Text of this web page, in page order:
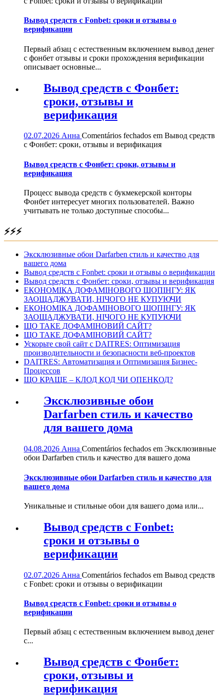
Вывод средств с Fonbet: сроки и отзывы о
верификации
Первый абзац с естественным включением вывод денег
с фонбет отзывы и сроки прохождения верификации
описывает основные...
Вывод средств с Фонбет:
сроки, отзывы и
верификация
02.07.2026 Анна Comentários fechados em Вывод средств
с Фонбет: сроки, отзывы и верификация
Вывод средств с Фонбет: сроки, отзывы и
верификация
Процесс вывода средств с букмекерской конторы
Фонбет интересует многих пользователей. Важно
учитывать не только доступные способы...
⚡⚡⚡
Эксклюзивные обои Darfarben стиль и качество для
вашего дома
Вывод средств с Fonbet: сроки и отзывы о верификации
Вывод средств с Фонбет: сроки, отзывы и верификация
ЕКОНОМІКА ДОФАМІНОВОГО ШОПІНГУ: ЯК
ЗАОЩАДЖУВАТИ, НІЧОГО НЕ КУПУЮЧИ
ЕКОНОМІКА ДОФАМІНОВОГО ШОПІНГУ: ЯК
ЗАОЩАДЖУВАТИ, НІЧОГО НЕ КУПУЮЧИ
ЩО ТАКЕ ДОФАМІНОВИЙ САЙТ?
ЩО ТАКЕ ДОФАМІНОВИЙ САЙТ?
Ускорьте свой сайт с DAITRES: Оптимизация
производительности и безопасности веб-проектов
DAITRES: Автоматизация и Оптимизация Бизнес-
Процессов
ЩО КРАЩЕ – КЛОД КОД ЧИ ОПЕНКОД?
Эксклюзивные обои
Darfarben стиль и качество
для вашего дома
04.08.2026 Анна Comentários fechados em Эксклюзивные
обои Darfarben стиль и качество для вашего дома
Эксклюзивные обои Darfarben стиль и качество для
вашего дома
Уникальные и стильные обои для вашего дома или...
Вывод средств с Fonbet:
сроки и отзывы о
верификации
02.07.2026 Анна Comentários fechados em Вывод средств
с Fonbet: сроки и отзывы о верификации
Вывод средств с Fonbet: сроки и отзывы о
верификации
Первый абзац с естественным включением вывод денег
с...
Вывод средств с Фонбет:
сроки, отзывы и
верификация